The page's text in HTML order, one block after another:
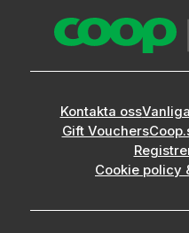
Kontakta oss
Gift Vouchers
Cookie policy